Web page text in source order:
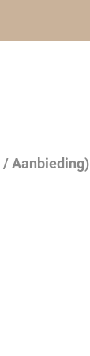
/ Aanbieding)